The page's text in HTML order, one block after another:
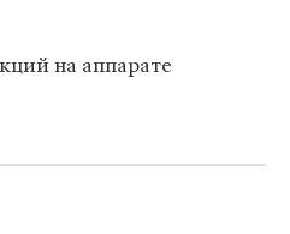
на аппарате